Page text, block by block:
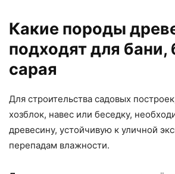
Какие породы
подходят для бани,
сарая
Для строительства садовых
хозблок, навес или беседку,
древесину, устойчивую к уличной
перепадам влажности.